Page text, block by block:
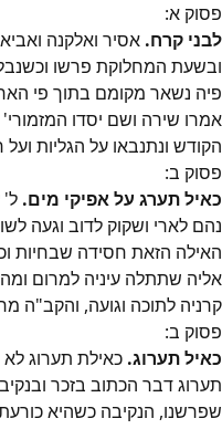
פסוק א:
לבני קרח. אסיר ואלקנה
ובשעת המחלוקת פרשו
פיה נשאר מקומם בתוך פי
אמרו שירה ושם יסדו
הקודש ונתנבאו על הגליות
פסוק ב:
כאיל תערג על אפיקי מים. ל'
נהם לארי ושקוק לדוב וגעה
האילה הזאת חסידה שבחיות
אליה שתתלה עיניה למרום
קרניה לתוכה וגועה, והקב"ה
פסוק ב:
כאיל תערוג. כאילת תערוג לא
תערוג דבר הכתוב בזכר
שפרשנו, הנקיבה כשהיא